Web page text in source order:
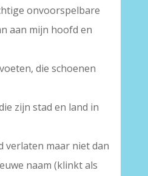
onvoorspelbare
aan mijn hoofd en
die schoenen
zijn stad en land in
verlaten maar niet dan
naam (klinkt als